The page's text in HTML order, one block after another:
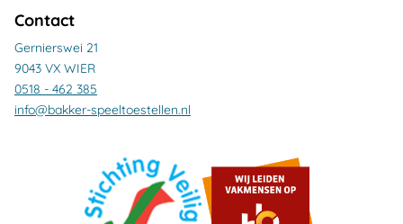
Contact
Gernierswei 21
9043 VX WIER
0518 - 462 385
info@bakker-speeltoestellen.nl